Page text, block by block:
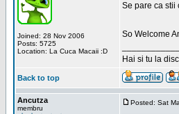
Joined: 28 Nov 2006
Posts: 5725
Location: La Cuca Macaii :D
Se pare ca stii
So Welcome
Hai si tu la
Back to top
Ancutza
membru
Posted: Sat